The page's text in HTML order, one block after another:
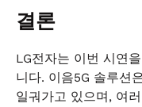
결론
LG전자는 이번 시연
니다. 이음5G 솔루션
일궈가고 있으며, 여